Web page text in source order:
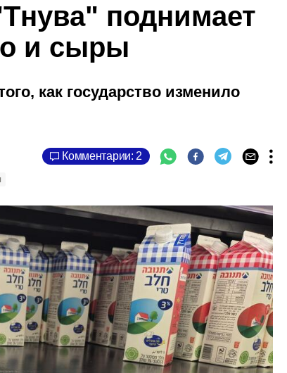
поднимает
и сыры
как государство изменило
Комментарии: 2